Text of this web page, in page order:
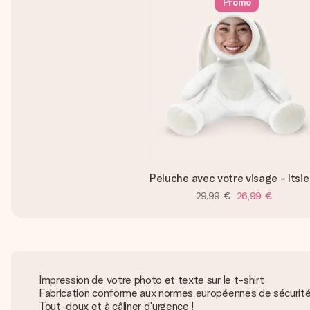
Peluche avec votre visage -
29,99 € 26,99 €
Impression de votre photo et texte sur le t-shirt
Fabrication conforme aux normes européennes de sécurité
Tout-doux et à câliner d'urgence !